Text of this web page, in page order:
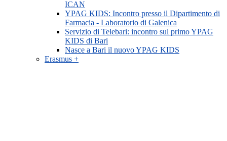
ICAN
YPAG KIDS: Incontro presso il Dipartimento di
Farmacia - Laboratorio di Galenica
Servizio di Telebari: incontro sul primo YPAG
KIDS di Bari
Nasce a Bari il nuovo YPAG KIDS
Erasmus +